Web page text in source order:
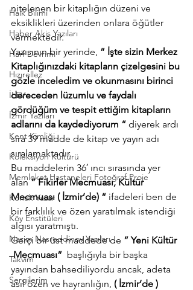
Halk Bilimi
Haber Akis Yazıları
Harf Devrimi
Hızırellez
İLEV
İzmir Yazıları
Kent Kimliği
Koleksiyon Kültürü
Memleket Hastaneleri Fotoğraf Proje
Konuk Yazar
Köy Enstitüleri
Nazim Nasreddinov Yazıları
Takvim
Sergilerim
nitelenen bir kitaplığın düzeni ve
eksiklikleri üzerinden onlara öğütler
vermektedir.
Yazısının bir yerinde, ” İşte sizin Merkez
Kitaplığınızdaki kitapların çizelgesini bu
gözle inceledim ve okunmasını birinci
dereceden lüzumlu ve faydalı
gördüğüm ve tespit ettiğim kitapların
adlarını da kaydediyorum “ diyerek ardı
sıra 39 madde de kitap ve yayın adı
sıralamaktadır.
Bu maddelerin 36′ ıncı sırasında yer
alan ” Fikirler Mecmuası, Kültür
Mecmuası ( İzmir’de) “ ifadeleri ben de
bir farklılık ve özen yaratılmak istendiği
algısı yaratmıştı.
Gerçi bir üst maddede de ” Yeni Kültür
Mecmuası” başlığıyla bir başka
yayından bahsediliyordu ancak, adeta
asıl özen ve hayranlığın, ( İzmir’de )